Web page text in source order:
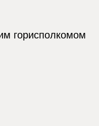
горисполкомом